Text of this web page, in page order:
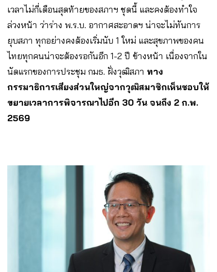
เวลาไม่กี่เดือนสุดท้ายของสภาฯ ชุดนี้ และคงต้องทำใจ
ล่วงหน้า ว่าร่าง พ.ร.บ. อากาศสะอาดฯ น่าจะไม่ทันการ
ยุบสภา ทุกอย่างคงต้องเริ่มนับ 1 ใหม่ และสุขภาพของคน
ไทยทุกคนน่าจะต้องรอกันอีก 1-2 ปี ข้างหน้า เนื่องจากใน
นัดแรกของการประชุม กมธ. ฝั่งวุฒิสภา ทาง
กรรมาธิการเสียงส่วนใหญ่จากวุฒิสมาชิกเห็นชอบให้
ขยายเวลาการพิจารณาไปอีก 30 วัน จนถึง 2 ก.พ.
2569